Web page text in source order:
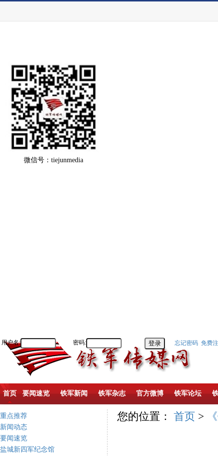
微信号：tiejunmedia
用户名: 密码: 忘记密码 免费
首页 要闻速览 铁军新闻 铁军杂志 官方微博 铁军论坛
重点推荐
新闻动态
要闻速览
盐城新四军纪念馆
您的位置： 首页 >